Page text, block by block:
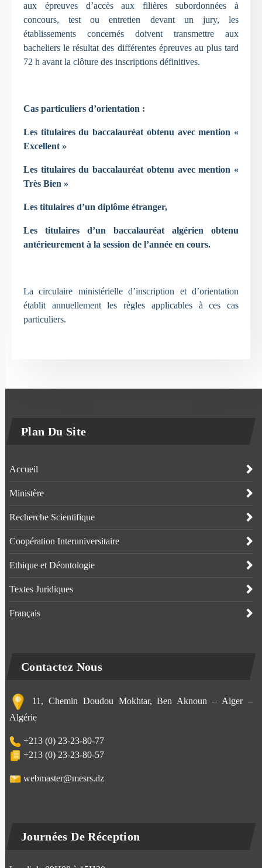
aux épreuves d’accès aux filières subordonnées à
concours, test ou entretien devant un jury, les
établissements concernés doivent transmettre aux
bacheliers le résultat des différentes épreuves au plus tard
72 h avant la clôture des inscriptions définitives.
Cas particuliers d’orientation :
Les titulaires du baccalauréat obtenu avec mention «
Excellent »
Les titulaires du baccalauréat obtenu avec mention «
Très Bien »
Les titulaires d’un diplôme étranger,
Les titulaires d’un baccalauréat algérien obtenu
antérieurement à la session de l’année en cours.
La circulaire ministérielle d’inscription et d’orientation
établit annuellement les règles applicables à ces cas
particuliers.
Plan Du Site
Accueil
Ministère
Recherche Scientifique
Coopération Interuniversitaire
Ethique et Déontologie
Textes Juridiques
Français
Contactez Nous
11, Chemin Doudou Mokhtar, Ben Aknoun – Alger –
Algérie
+213 (0) 23-23-80-77
+213 (0) 23-23-80-57
webmaster@mesrs.dz
Journées De Réception